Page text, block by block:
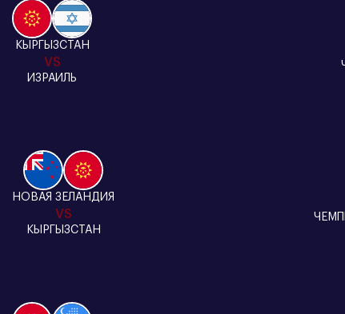
КЫРГЫЗСТАН
VS
ИЗРАИЛЬ
НОВАЯ ЗЕЛАНДИЯ
VS
КЫРГЫЗСТАН